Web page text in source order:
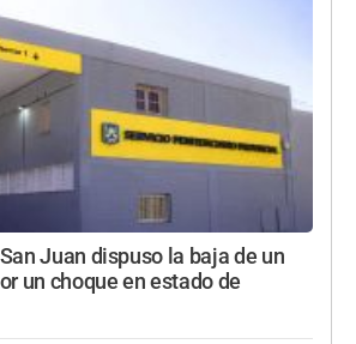
Juan dispuso la baja de un
un choque en estado de